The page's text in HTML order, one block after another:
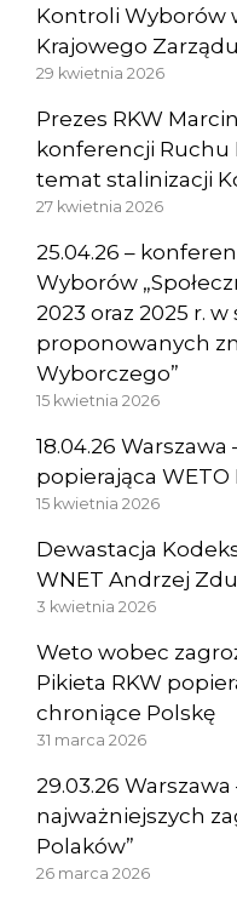
Kontroli Wyborów
Krajowego
29 kwietnia 2026
Prezes RKW
konferencji
temat stalinizacji
27 kwietnia 2026
25.04.26 –
Wyborów
2023 oraz 2025 r.
proponowanych
Wyborczego”
15 kwietnia 2026
18.04.26
popierająca WETO
15 kwietnia 2026
Dewastacja
WNET Andrzej
3 kwietnia 2026
Weto wobec
Pikieta RKW
chroniące Polskę
31 marca 2026
29.03.26
najważniejszych
Polaków”
26 marca 2026